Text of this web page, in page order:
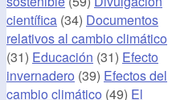
científica (34) Documentos
relativos al cambio climático
(31) Educación (31) Efecto
invernadero (39) Efectos del
cambio climático (49) El